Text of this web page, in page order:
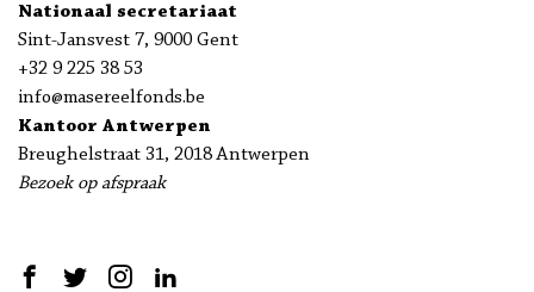
Nationaal secretariaat
Sint-Jansvest 7, 9000 Gent
+32 9 225 38 53
info@masereelfonds.be
Kantoor Antwerpen
Breughelstraat 31, 2018 Antwerpen
Bezoek op afspraak